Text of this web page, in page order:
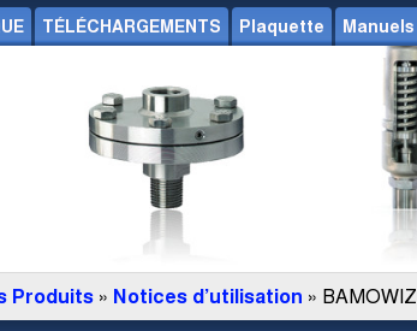
TÉLÉCHARGEMENTS Plaquette Manuels
Produits » Notices d’utilisation » BAMOWIZ